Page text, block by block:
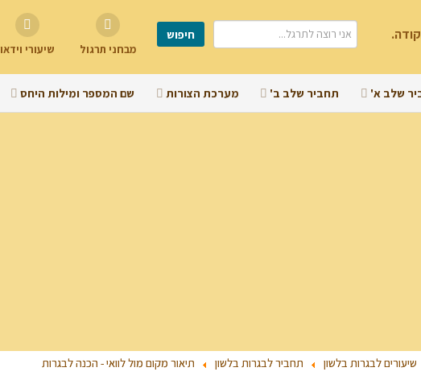
מבחני תרגול שיעורי וידאו
שלב א' תחביר שלב ב' מערכת הצורות שם המספר ומילות היחס
שיעורים לבגרות בלשון תחביר לבגרות בלשון תיאור מקום מול לוואי - הכנה לבגרות